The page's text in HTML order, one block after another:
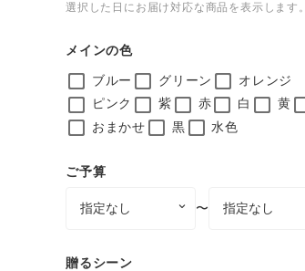
選択した日にお届け対応な商品を表示します。
メインの色
ブルー グリーン
オレンジ
ピンク
紫 赤 白 黄
おまかせ
黒 水色
ご予算
〜
贈るシーン